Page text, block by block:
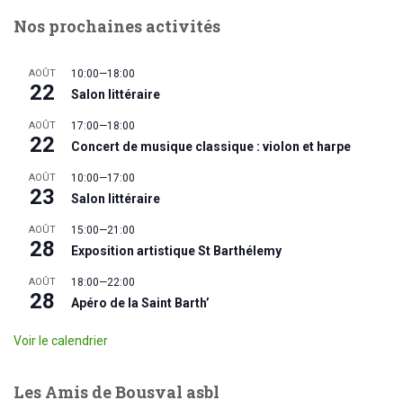
Nos prochaines activités
AOÛT
22
10:00—18:00
Salon littéraire
AOÛT
22
17:00—18:00
Concert de musique classique : violon et harpe
AOÛT
23
10:00—17:00
Salon littéraire
AOÛT
28
15:00—21:00
Exposition artistique St Barthélemy
AOÛT
28
18:00—22:00
Apéro de la Saint Barth’
Voir le calendrier
Les Amis de Bousval asbl